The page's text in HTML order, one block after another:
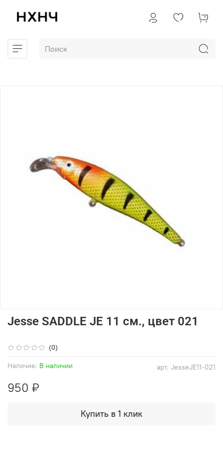
(0)
арт. JesseJE11-021
Наличие: В наличии
Jesse SADDLE JE 11 см., цвет 021
950 ₽
Купить в 1 клик